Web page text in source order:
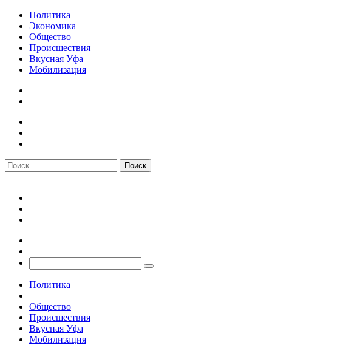
Политика
Экономика
Общество
Происшествия
Вкусная Уфа
Мобилизация
Политика
Общество
Происшествия
Вкусная Уфа
Мобилизация